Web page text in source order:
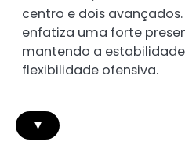
centro e dois
enfatiza uma forte
mantendo a
flexibilidade ofensiva.
▾